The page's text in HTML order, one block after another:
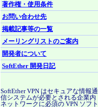
著作権・使用条件
お問い合わせ先
掲載記事等の一覧
メーリングリストのご案内
開発者について
SoftEther 開発日記
SoftEther VPN はセキュアな情報通
信システムが必要とされる企業内
ネットワークに必須の VPN ソフト